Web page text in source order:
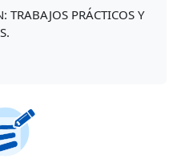
TRABAJOS PRÁCTICOS Y